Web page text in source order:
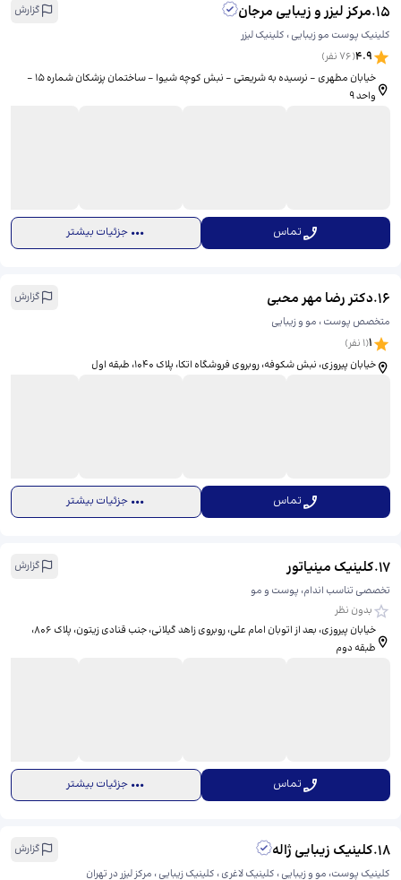
15
.مرکز لیزر و زیبایی مرجان
گزارش
کلینیک پوست مو زیبایی ، کلینیک لیزر
4.9
(
76 نفر)
خیابان مطهری - نرسیده به شریعتی - نبش کوچه شیوا - ساختمان پزشکان شماره 15 -
واحد 9
تماس جزئیات بیشتر
16
.دکتر رضا مهر محبی
گزارش
متخصص پوست ، مو و زیبایی
1
(
1 نفر)
خیابان پیروزی، نبش شکوفه، روبروی فروشگاه اتکا، پلاک ۱۰۴۰، طبقه اول
تماس جزئیات بیشتر
17
.کلینیک مینیاتور
گزارش
تخصصی تناسب اندام، پوست و مو
بدون نظر
خیابان پیروزی، بعد از اتوبان امام علی، روبروی زاهد گیلانی، جنب قنادی زیتون، پلاک 806،
طبقه دوم
تماس جزئیات بیشتر
18
.کلینیک زیبایی ژاله
گزارش
کلینیک پوست، مو و زیبایی ، کلینیک لاغری ، کلینیک زیبایی ، مرکز لیزر در تهران